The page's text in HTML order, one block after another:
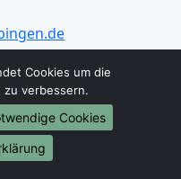
- 17:00 Uhr
Cookies um die
verbessern.
Cookies